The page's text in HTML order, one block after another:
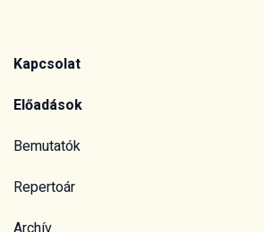
Kapcsolat
Előadások
Bemutatók
Repertoár